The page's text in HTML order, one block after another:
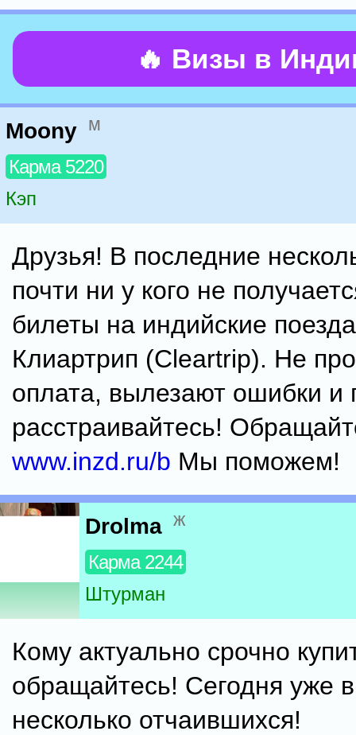
🔥 Визы в
Moony м
Карма 5220
Кэп
Друзья! В последние
почти ни у кого не
билеты на индийские
Клиартрип (Cleartrip). Не
оплата, вылезают ошибки и
расстраивайтесь!
www.inzd.ru/b Мы поможем!
Drolma ж
Карма 2244
Штурман
Кому актуально срочно
обращайтесь! Сегодня уже
несколько отчаившихся!